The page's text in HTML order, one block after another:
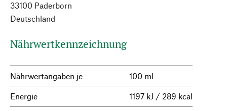
33100 Paderborn
Deutschland
Nährwertkennzeichnung
Nährwertangaben je 100 ml
Energie 1197 kJ / 289 kcal